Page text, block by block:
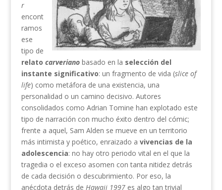
r
encont
ramos
ese
tipo de
relato carverianobasado en la selección del
instante significativo: un fragmento de vida (slice of
life) como metáfora de una existencia, una
personalidad o un camino decisivo. Autores
consolidados como Adrian Tomine han explotado este
tipo de narración con mucho éxito dentro del cómic;
frente a aquel, Sam Alden se mueve en un territorio
más intimista y poético, enraizado a vivencias de la
adolescencia: no hay otro periodo vital en el que la
tragedia o el exceso asomen con tanta nitidez detrás
de cada decisión o descubrimiento. Por eso, la
anécdota detrás de Hawaii 1997es algo tan trivial